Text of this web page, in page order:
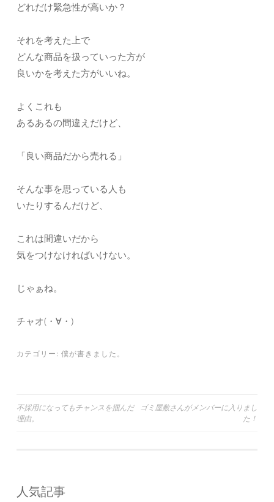
どれだけ緊急性が高いか？
それを考えた上で
どんな商品を扱っていった方が
良いかを考えた方がいいね。
よくこれも
あるあるの間違えだけど、
「良い商品だから売れる」
そんな事を思っている人も
いたりするんだけど、
これは間違いだから
気をつけなければいけない。
じゃぁね。
チャオ(・∀・)
カテゴリー: 僕が書きました。
投
ゲ
不採用になってもチャンスを掴んだ
理由。
ゴミ屋敷さんがメンバーに入りまし
た！
人気記事